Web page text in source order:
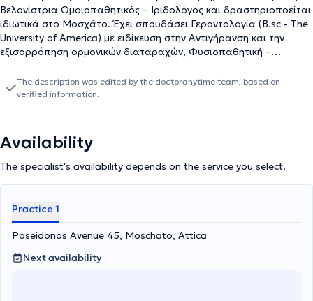
Βελονίστρια Ομοιοπαθητικός – Ιριδολόγος και δραστηριοποείται
ιδιωτικά στο Μοσχάτο. Έχει σπουδάσει Γεροντολογία (B.sc - The
University of America) με ειδίκευση στην Αντιγήρανση και την
εξισορρόπηση ορμονικών διαταραχών, Φυσιοπαθητική –
School) και Ιριδολογία (Centro Dorimo in Microseeiotica Oftalmica
– Padova, Italy). Στο πλαίσιο της Ολιστικής Ιατρικής, εφαρμόζει
Ορθομοριακή, Ιπποκρατική Ιατρική – Διατροφοπαθητική,
Αγιουβέρδικη Ιατρική καθώς και Πόσιμη Αρωματοθεραπεία. Την
περίοδο 2004 - 2005, προσέφερε τις επιστημονικές της
σημαντική κλινική εμπειρία και ολοκλήρωσε την διδακτορική της
διατριβή, στην φιλοσοφία και ιστορία της Ιπποκρατικής και
Αγιουβέρδικης ιατρικής και την αντιμετώπιση των διαφορετικών
προσέγγισης ενώ αξίζει να αναφερθεί πως βραβεύτηκε ως η
The description was edited by the doctoranytime team, based on
verified information.
Availability
The specialist's availability depends on the service you select.
Practice 1
Poseidonos Avenue 45, Moschato, Attica
Next availability